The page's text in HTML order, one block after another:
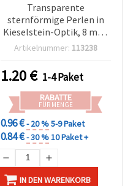
Transparente
sternförmige Perlen in
Kieselstein-Optik, 8 mm,
50 g
Artikelnummer: 113238
1.20€ 1-4 Paket
RABATTE
FÜR MENGE
0.96 €- 20 %5-9 Paket
0.84 €- 30 %10 Paket +
IN DEN WARENKORB